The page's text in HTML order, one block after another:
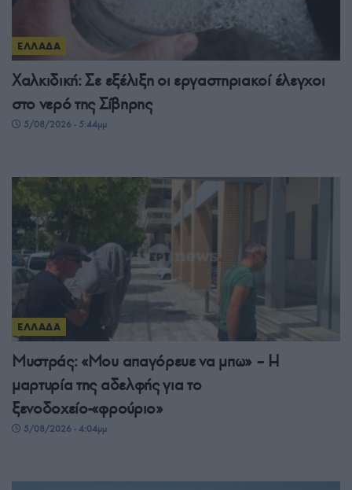
ΕΛΛΑΔΑ
Χαλκιδική: Σε εξέλιξη οι εργαστηριακοί έλεγχοι
στο νερό της Σίβηρης
5/08/2026 - 5:44μμ
ΕΛΛΑΔΑ
Μυστράς: «Μου απαγόρευε να μπω» – Η
μαρτυρία της αδελφής για το
ξενοδοχείο-«φρούριο»
5/08/2026 - 4:04μμ